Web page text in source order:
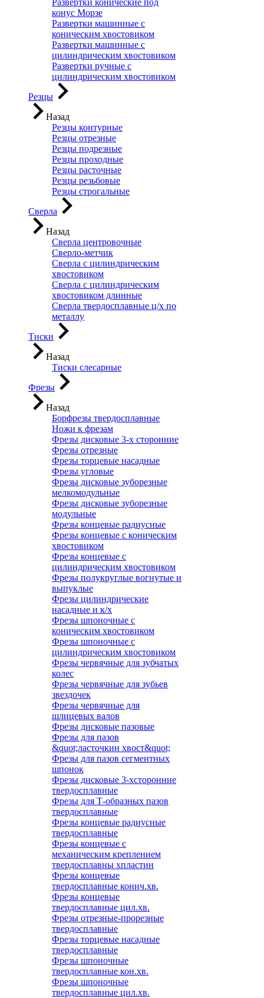
Развертки конические под
конус Морзе
Развертки машинные с
коническим хвостовиком
Развертки машинные с
цилиндрическим хвостовиком
Развертки ручные с
цилиндрическим хвостовиком
Резцы
Назад
Резцы контурные
Резцы отрезные
Резцы подрезные
Резцы проходные
Резцы расточные
Резцы резьбовые
Резцы строгальные
Сверла
Назад
Сверла центровочные
Сверло-метчик
Сверла с цилиндрическим
хвостовиком
Сверла с цилиндрическим
хвостовиком длинные
Сверла твердосплавные ц/х по
металлу
Тиски
Назад
Тиски слесарные
Фрезы
Назад
Борфрезы твердосплавные
Ножи к фрезам
Фрезы дисковые 3-х сторонние
Фрезы отрезные
Фрезы торцевые насадные
Фрезы угловые
Фрезы дисковые зуборезные
мелкомодульные
Фрезы дисковые зуборезные
модульные
Фрезы концевые радиусные
Фрезы концевые с коническим
хвостовиком
Фрезы концевые с
цилиндрическим хвостовиком
Фрезы полукруглые вогнутые и
выпуклые
Фрезы цилиндрические
насадные и к/х
Фрезы шпоночные с
коническим хвостовиком
Фрезы шпоночные с
цилиндрическим хвостовиком
Фрезы червячные для зубчатых
колес
Фрезы червячные для зубьев
звездочек
Фрезы червячные для
шлицевых валов
Фрезы дисковые пазовые
Фрезы для пазов
&quot;ласточкин хвост&quot;
Фрезы для пазов сегментных
шпонок
Фрезы дисковые 3-хсторонние
твердосплавные
Фрезы для Т-образных пазов
твердосплавные
Фрезы концевые радиусные
твердосплавные
Фрезы концевые с
механическим креплением
твердосплавны хпластин
Фрезы концевые
твердосплавные конич.хв.
Фрезы концевые
твердосплавные цил.хв.
Фрезы отрезные-прорезные
твердосплавные
Фрезы торцевые насадные
твердосплавные
Фрезы шпоночные
твердосплавные кон.хв.
Фрезы шпоночные
твердосплавные цил.хв.